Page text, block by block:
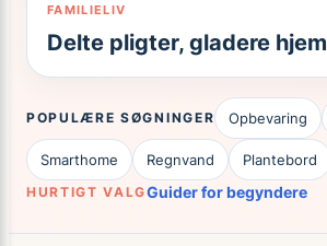
FAMILIELIV
Delte pligter, gladere hjem
POPULÆRE SØGNINGER Opbevaring
Smarthome Regnvand Plantebord
HURTIGT VALGGuider for begyndere